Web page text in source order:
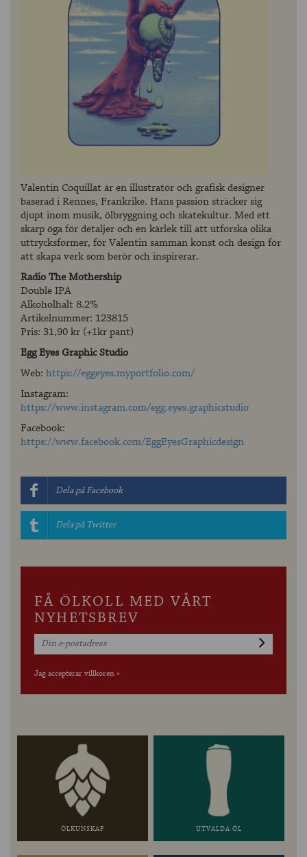
Valentin Coquillat är en illustratör och grafisk designer
baserad i Rennes, Frankrike. Hans passion sträcker sig
djupt inom musik, ölbryggning och skatekultur. Med ett
skarp öga för detaljer och en kärlek till att utforska olika
uttrycksformer, för Valentin samman konst och design för
att skapa verk som berör och inspirerar.
Radio The Mothership
Double IPA
Alkoholhalt 8.2%
Artikelnummer: 123815
Pris: 31,90 kr (+1kr pant)
Egg Eyes Graphic Studio
Web: https://eggeyes.myportfolio.com/
Instagram:
https://www.instagram.com/egg.eyes.graphicstudio
Facebook:
https://www.facebook.com/EggEyesGraphicdesign
Dela på Facebook
Dela på Twitter
FÅ ÖLKOLL MED VÅRT
NYHETSBREV
Jag accepterar villkoren »
ÖLKUNSKAP UTVALDA ÖL